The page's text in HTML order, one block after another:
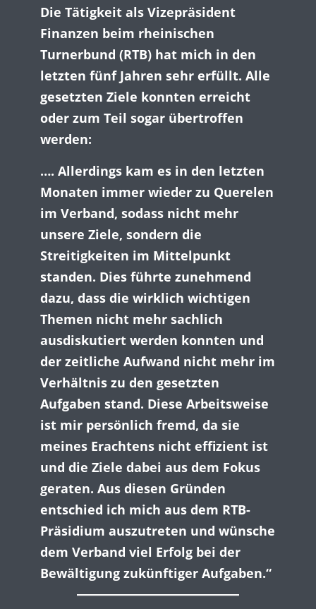
Die Tätigkeit als Vizepräsident
Finanzen beim rheinischen
Turnerbund (RTB) hat mich in den
letzten fünf Jahren sehr erfüllt. Alle
gesetzten Ziele konnten erreicht
oder zum Teil sogar übertroffen
werden:
…. Allerdings kam es in den letzten
Monaten immer wieder zu Querelen
im Verband, sodass nicht mehr
unsere Ziele, sondern die
Streitigkeiten im Mittelpunkt
standen. Dies führte zunehmend
dazu, dass die wirklich wichtigen
Themen nicht mehr sachlich
ausdiskutiert werden konnten und
der zeitliche Aufwand nicht mehr im
Verhältnis zu den gesetzten
Aufgaben stand. Diese Arbeitsweise
ist mir persönlich fremd, da sie
meines Erachtens nicht effizient ist
und die Ziele dabei aus dem Fokus
geraten. Aus diesen Gründen
entschied ich mich aus dem RTB-
Präsidium auszutreten und wünsche
dem Verband viel Erfolg bei der
Bewältigung zukünftiger Aufgaben.“